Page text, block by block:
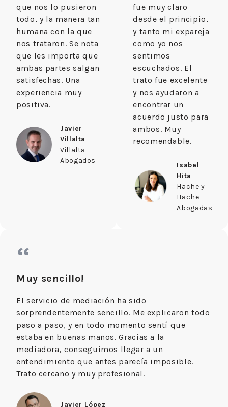
que nos lo pusieron
todo, y la manera tan
humana con la que
nos trataron. Se nota
que les importa que
ambas partes salgan
satisfechas. Una
experiencia muy
positiva.
Javier
Villalta
Villalta
Abogados
fue muy claro
desde el principio,
y tanto mi expareja
como yo nos
sentimos
escuchados. El
trato fue excelente
y nos ayudaron a
encontrar un
acuerdo justo para
ambos. Muy
recomendable.
Isabel
Hita
Hache y
Hache
Abogadas
“
Muy sencillo!
El servicio de mediación ha sido
sorprendentemente sencillo. Me explicaron todo
paso a paso, y en todo momento sentí que
estaba en buenas manos. Gracias a la
mediadora, conseguimos llegar a un
entendimiento que antes parecía imposible.
Trato cercano y muy profesional.
Javier López